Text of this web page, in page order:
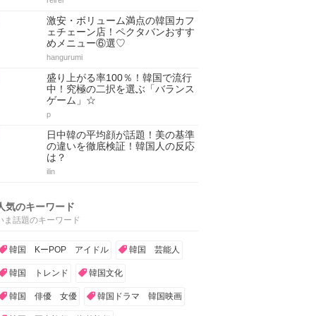
激安・ボリューム満点の韓国カフ
ェチェーン店！ペクタバンおすす
めメニュー⑥選♡
hangurumi
盛り上がる率100％！韓国で流行
中！究極の二択を選ぶ「バランス
ゲーム」☆
p
日中韓の平均顔が話題！美の基準
の違いを徹底検証！韓国人の反応
は？
ilin
気のキーワード
ま話題のキーワード
韓国 KーPOP アイドル 韓国 芸能人
韓国 トレンド 韓国文化
韓国 俳優 女優 韓国ドラマ 韓国映画